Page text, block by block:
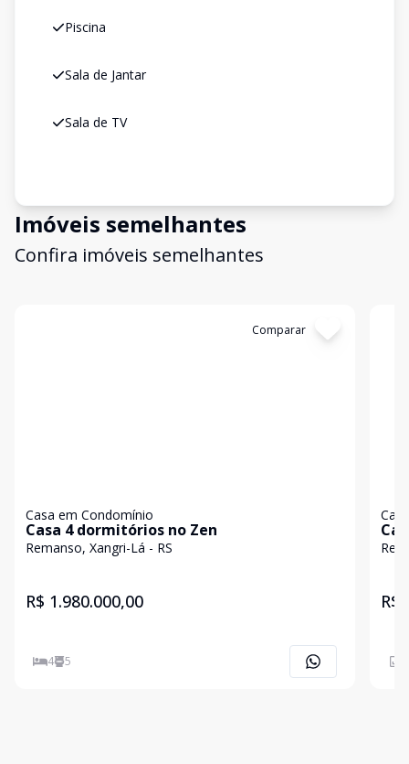
Piscina
Sala de Jantar
Sala de TV
Imóveis semelhantes
Confira imóveis semelhantes
Comparar
Casa em Condomínio
Casa 4 dormitórios no Zen
Remanso, Xangri-Lá - RS
R$ 1.980.000,00
4 5
R$